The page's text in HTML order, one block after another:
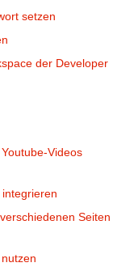
setzen
der Developer
Videos
Seiten